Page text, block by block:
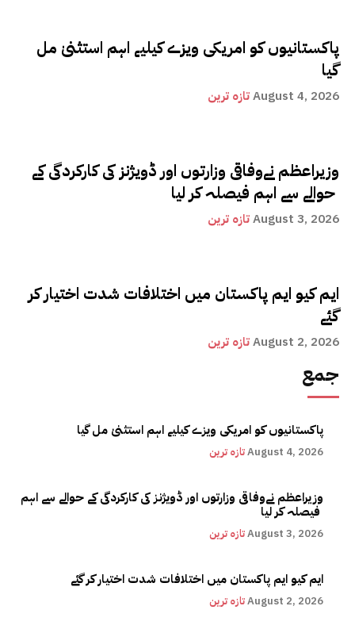
پاکستانیوں کو امریکی ویزے کیلیے اہم استثنیٰ مل
گیا
تازہ ترینAugust 4, 2026
وزیراعظم نےوفاقی وزارتوں اور ڈویژنز کی کارکردگی کے
تازہ ترینAugust 3, 2026
ایم کیو ایم پاکستان میں اختلافات شدت اختیار کر
گئے
تازہ ترینAugust 2, 2026
جمع
پاکستانیوں کو امریکی ویزے کیلیے اہم استثنیٰ مل گیا
تازہ ترینAugust 4, 2026
وزیراعظم نےوفاقی وزارتوں اور ڈویژنز کی کارکردگی کے حوالے سے اہم
تازہ ترینAugust 3, 2026
ایم کیو ایم پاکستان میں اختلافات شدت اختیار کر گئے
تازہ ترینAugust 2, 2026